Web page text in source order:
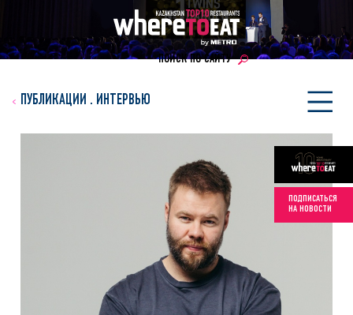
ПОИСК ПО САЙТУ
ПОДПИСАТЬСЯ
НА НОВОСТИ
ПУБЛИКАЦИИ . ИНТЕРВЬЮ